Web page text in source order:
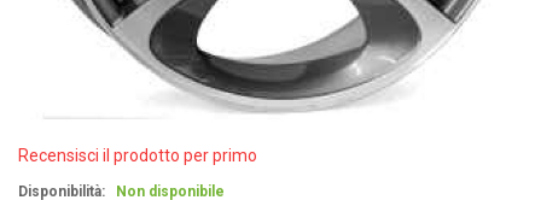
Recensisci il prodotto per primo
Disponibilità: Non disponibile